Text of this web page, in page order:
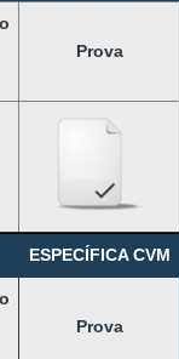
Prova
ESPECÍFICA CVM
Prova